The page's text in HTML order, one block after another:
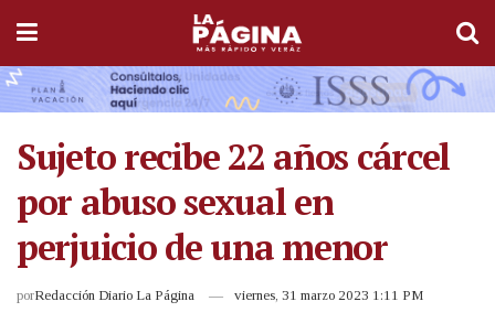
Sujeto recibe 22 años cárcel
por abuso sexual en
perjuicio de una menor
porRedacción Diario La Página viernes, 31 marzo 2023 1:11 PM